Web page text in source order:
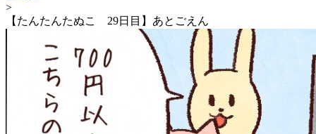
>
【たんたんたぬこ 29日目】あとごえん